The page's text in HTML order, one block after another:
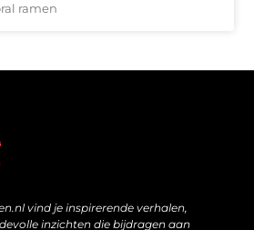
ramen
vind je inspirerende verhalen,
inzichten die bijdragen aan